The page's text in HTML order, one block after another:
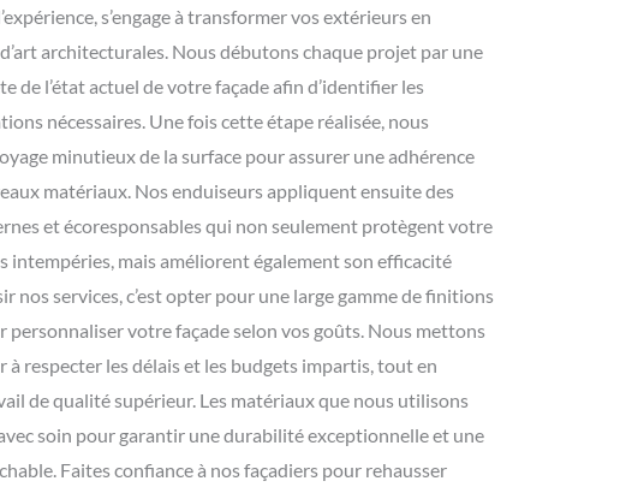
s’engage à transformer vos extérieurs en
architecturales. Nous débutons chaque projet par une
de l’état actuel de votre façade afin d’identifier les
nécessaires. Une fois cette étape réalisée, nous
minutieux de la surface pour assurer une adhérence
matériaux. Nos enduiseurs appliquent ensuite des
et écoresponsables qui non seulement protègent votre
intempéries, mais améliorent également son efficacité
nos services, c’est opter pour une large gamme de finitions
personnaliser votre façade selon vos goûts. Nous mettons
à respecter les délais et les budgets impartis, tout en
de qualité supérieur. Les matériaux que nous utilisons
soin pour garantir une durabilité exceptionnelle et une
Faites confiance à nos façadiers pour rehausser